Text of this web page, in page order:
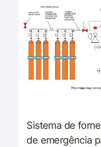
Sistema de
de emergência